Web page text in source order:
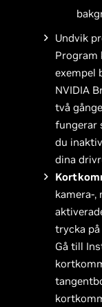
Undvik
Program
exempel
NVIDIA
två
fungerar
du
dina
kamera-
trycka
Gå till